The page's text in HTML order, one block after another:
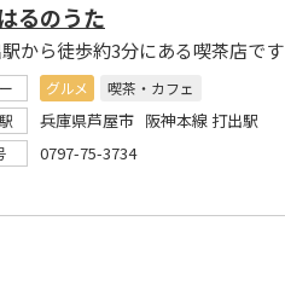
るのうた
から徒歩約3分にある喫茶店です
グルメ
喫茶・カフェ
兵庫県芦屋市 阪神本線 打出駅
0797-75-3734